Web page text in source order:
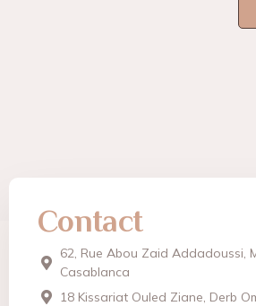
Contact
62, Rue Abou Zaid Addadoussi,
Casablanca
18 Kissariat Ouled Ziane, Derb